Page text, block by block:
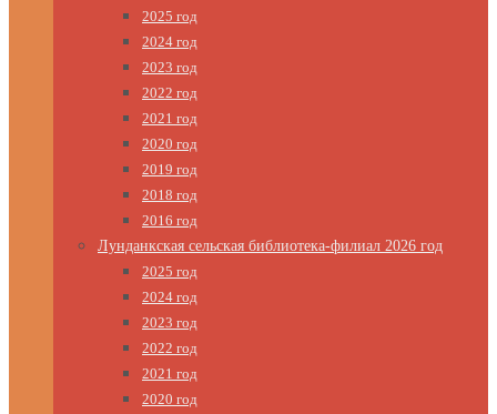
2025 год
2024 год
2023 год
2022 год
2021 год
2020 год
2019 год
2018 год
2016 год
Лунданкская сельская библиотека-филиал 2026 год
2025 год
2024 год
2023 год
2022 год
2021 год
2020 год